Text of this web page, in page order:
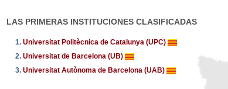
LAS PRIMERAS INSTITUCIONES CLASIFICADAS
1. Universitat Politècnica de Catalunya (UPC)
2. Universitat de Barcelona (UB)
3. Universitat Autònoma de Barcelona (UAB)